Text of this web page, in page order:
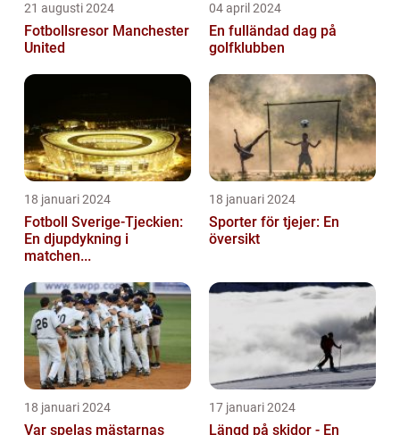
21 augusti 2024
Fotbollsresor Manchester
United
04 april 2024
En fulländad dag på
golfklubben
18 januari 2024
Fotboll Sverige-Tjeckien:
En djupdykning i
matchen...
18 januari 2024
Sporter för tjejer: En
översikt
18 januari 2024
Var spelas mästarnas
17 januari 2024
Längd på skidor - En